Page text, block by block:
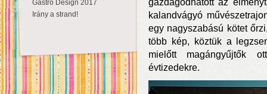
Gastro Design 2017
Irány a strand!
gazdagodhatott az
kalandvágyó
egy nagyszabású kötet
több kép, köztük a
mielőtt magángyűjtők
évtizedekre.